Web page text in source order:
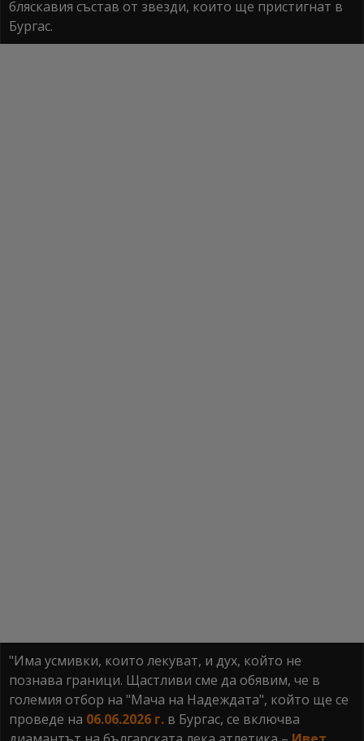
бляскавия състав от звезди, които ще пристигнат в
Бургас.
"Има усмивки, които лекуват, и дух, който не
познава граници. Щастливи сме да обявим, че в
големия отбор на "Мача на Надеждата", който ще се
проведе на 06.06.2026 г. в Бургас, се включва